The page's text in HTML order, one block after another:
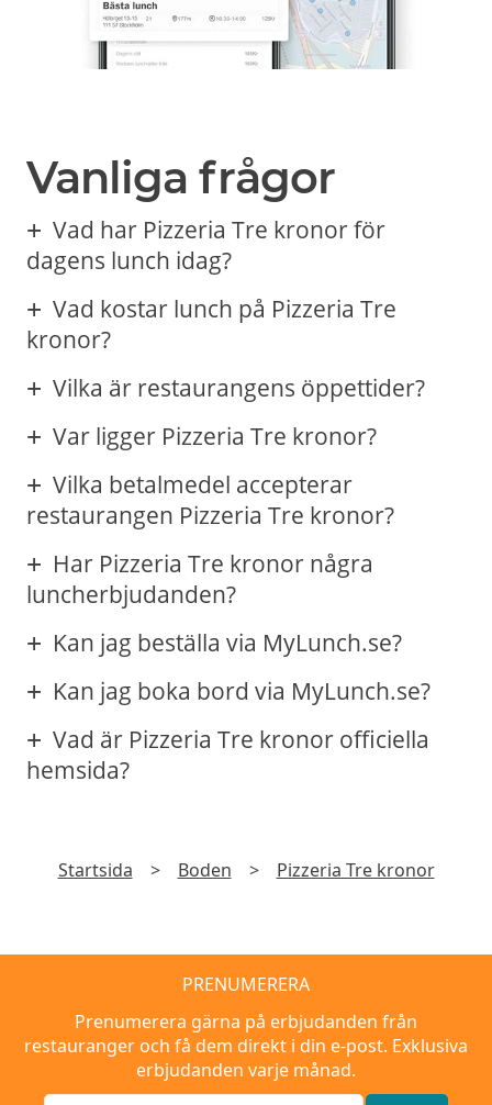
Vanliga frågor
Vad har Pizzeria Tre kronor för
dagens lunch idag?
Vad kostar lunch på Pizzeria Tre
kronor?
Vilka är restaurangens öppettider?
Var ligger Pizzeria Tre kronor?
Vilka betalmedel accepterar
restaurangen Pizzeria Tre kronor?
Har Pizzeria Tre kronor några
luncherbjudanden?
Kan jag beställa via MyLunch.se?
Kan jag boka bord via MyLunch.se?
Vad är Pizzeria Tre kronor officiella
hemsida?
Startsida > Boden > Pizzeria Tre kronor
PRENUMERERA
Prenumerera gärna på erbjudanden från
restauranger och få dem direkt i din e-post. Exklusiva
erbjudanden varje månad.